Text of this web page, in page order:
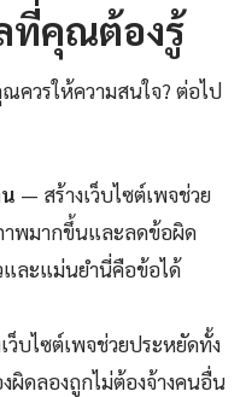
ที่คุณต้องรู้
ควรให้ความสนใจ? ต่อไป
— สร้างเว็บไซต์เพจช่วย
พมากขึ้นและลดข้อผิด
และแม่นยำนี่คือข้อได้
ว็บไซต์เพจช่วยประหยัดทั้ง
ผิดลองถูกไม่ต้องจ้างคนอื่น